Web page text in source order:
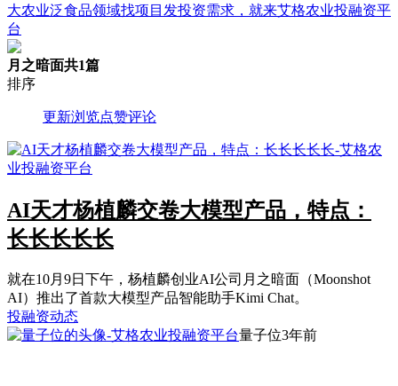
大农业泛食品领域找项目发投资需求，就来艾格农业投融资平
台
月之暗面共1篇
排序
更新浏览点赞评论
AI天才杨植麟交卷大模型产品，特点：
长长长长长
就在10月9日下午，杨植麟创业AI公司月之暗面（Moonshot
AI）推出了首款大模型产品智能助手Kimi Chat。
投融资动态
量子位3年前